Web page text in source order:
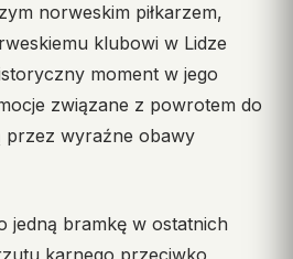
norweskim piłkarzem,
klubowi w Lidze
moment w jego
związane z powrotem do
przez wyraźne obawy
jedną bramkę w ostatnich